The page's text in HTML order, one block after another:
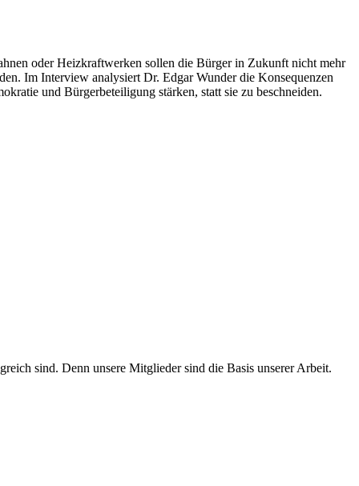
oder Heizkraftwerken sollen die Bürger in Zukunft nicht mehr
Im Interview analysiert Dr. Edgar Wunder die Konsequenzen
und Bürgerbeteiligung stärken, statt sie zu beschneiden.
sind. Denn unsere Mitglieder sind die Basis unserer Arbeit.